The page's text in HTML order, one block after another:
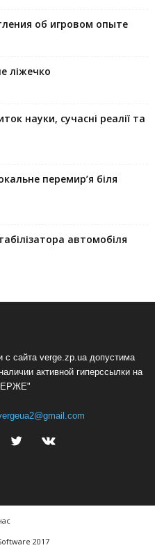
об игровом опыте
ліжечко
науки, сучасні реалії та
перемир’я біля
автомобіля
сайта verge.zp.ua допустима
активной гиперссылки на
2017